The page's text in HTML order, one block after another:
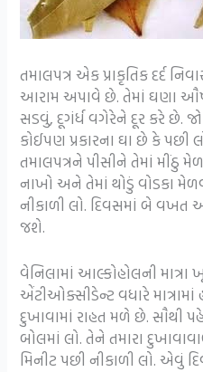
તમાલપત્ર એક પ્રાકૃતિક દર્દ
આરામ અપાવે છે. તેમાં ઘણા
સડવું, દૂગંર્ધ વગેરેને દૂર કરે છે.
કોઈપણ પ્રકારના ઘા છે કે પછી
તમાલપત્રને પીસીને તેમાં મીંઠુ
નાખો અને તેમાં થોડું વોડકા
નીકાળી લો. દિવસમાં બે વખત
જશે.
વેનિલામાં આલ્કોહોલની
એંટીઓક્સીડેન્ટ વધારે
દુખાવામાં રાહત મળે છે. સૌથી
બોલમાં લો. તેને તમારા
મિનીટ પછી નીકાળી લો. એવું